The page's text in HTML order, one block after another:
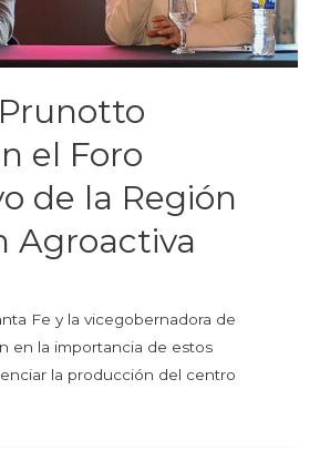
el Foro
de la Región
Agroactiva
Fe y la vicegobernadora de
en la importancia de estos
la producción del centro